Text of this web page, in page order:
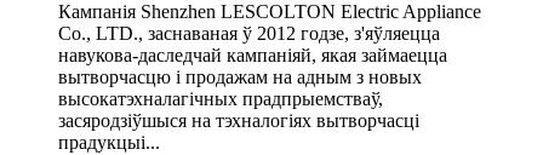
Кампанія Shenzhen LESCOLTON Electric Appliance
Co., LTD., заснаваная ў 2012 годзе, з'яўляецца
навукова-даследчай кампаніяй, якая займаецца
вытворчасцю і продажам на адным з новых
высокатэхналагічных прадпрыемстваў,
засяродзіўшыся на тэхналогіях вытворчасці
прадукцыі...